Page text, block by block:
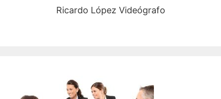
Ricardo López Videógrafo